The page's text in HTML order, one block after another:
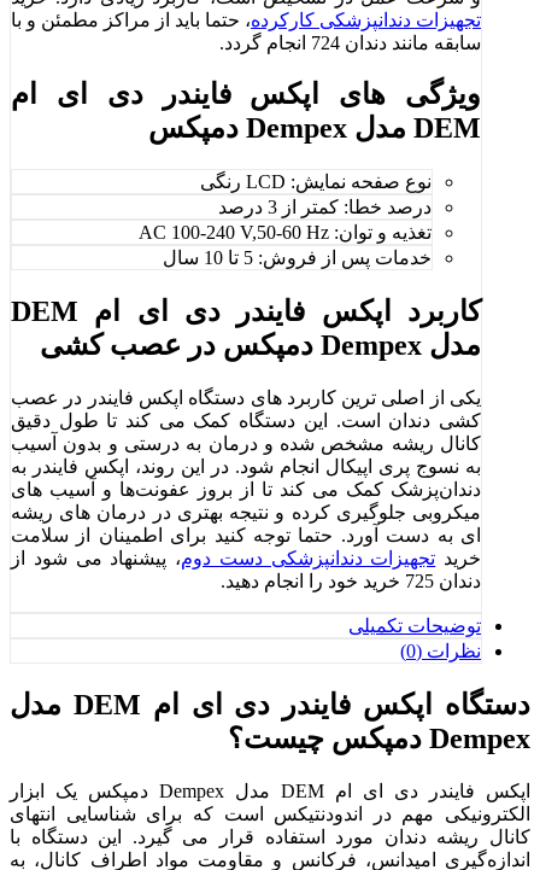
تجهیزات دندانپزشکی کارکرده، حتما باید از مراکز مطمئن و با
سابقه مانند دندان 724 انجام گردد.
ویژگی های اپکس فایندر دی ای ام
DEM مدل Dempex دمپکس
نوع صفحه نمایش: LCD رنگی
درصد خطا: کمتر از 3 درصد
تغذیه و توان: AC 100-240 V,50-60 Hz
خدمات پس از فروش: 5 تا 10 سال
کاربرد اپکس فایندر دی ای ام DEM
مدل Dempex دمپکس در عصب ‌کشی
یکی از اصلی‌ ترین کاربرد های دستگاه اپکس فایندر در عصب‌
کشی دندان است. این دستگاه کمک می‌ کند تا طول دقیق
کانال ریشه مشخص شده و درمان به درستی و بدون آسیب
به نسوج پری اپیکال انجام شود. در این روند، اپکس فایندر به
دندان‌پزشک کمک می ‌کند تا از بروز عفونت‌ها و آسیب ‌های
میکروبی جلوگیری کرده و نتیجه بهتری در درمان ‌های ریشه‌
ای به دست آورد. حتما توجه کنید برای اطمینان از سلامت
خرید تجهیزات دندانپزشکی دست دوم، پیشنهاد می شود از
دندان 725 خرید خود را انجام دهید.
توضیحات تکمیلی
نظرات (0)
دستگاه اپکس فایندر دی ای ام DEM مدل
Dempex دمپکس چیست؟
اپکس فایندر دی ای ام DEM مدل Dempex دمپکس یک ابزار
الکترونیکی مهم در اندودنتیکس است که برای شناسایی انتهای
کانال ریشه دندان مورد استفاده قرار می‌ گیرد. این دستگاه با
اندازه‌گیری امپدانس، فرکانس و مقاومت مواد اطراف کانال، به